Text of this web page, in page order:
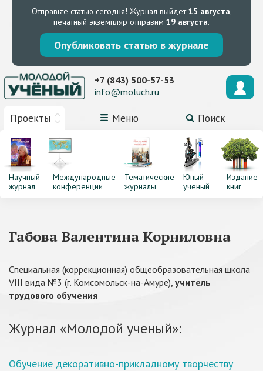
Отправьте статью сегодня! Журнал выйдет15 августа,
печатный экземпляр отправим 19 августа.
Опубликовать статью в журнале
Проекты Меню Поиск
+7 (843) 500-57-53
info@moluch.ru
Научный
журнал
Международные
конференции
Тематические
журналы
Юный
ученый
Издание
книг
Габова Валентина Корниловна
Специальная (коррекционная) общеобразовательная школа
VIII вида №3 (г. Комсомольск-на-Амуре), учитель
трудового обучения
Журнал «Молодой ученый»:
Обучение декоративно-прикладному творчеству